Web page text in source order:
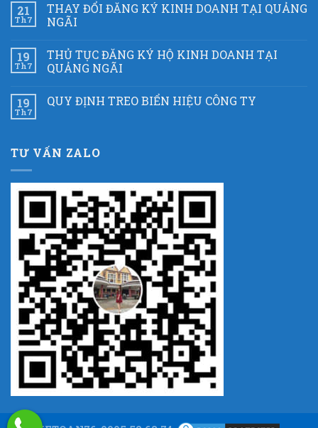
21
Th7
THAY ĐỔI ĐĂNG KÝ KINH DOANH TẠI QUẢNG
NGÃI
19
Th7
THỦ TỤC ĐĂNG KÝ HỘ KINH DOANH TẠI
QUẢNG NGÃI
19
Th7
QUY ĐỊNH TREO BIỂN HIỆU CÔNG TY
TƯ VẤN ZALO